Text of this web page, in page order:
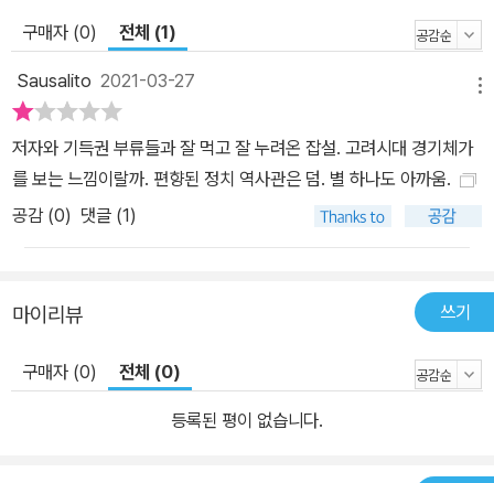
에, 나는 옆의 누군가에 물었습니다. ‘파르바트’가 무슨 뜻인 줄 아느
냐고? 아무런 대답이 없었습니다. 대답을 기다린 것도 아닙니다. 나
는 속으로 말했습니다. “파르바트는 꿈이란 뜻이다. 낭가파르바트는
‘남가일몽’(南柯一夢)인 것이다.” -본문 중에서 담백하고 고아한 문
장에 깊은 감동과 지혜를 담다 자신만의 흥을 풀어내는 문장 또한 비
길 데 없이 감칠맛 난다. 때때로 마침맞게 등장하는 한시는 이백과 도
체에 수많은 문인의 멋을 담아낸 최명 교수. 잠시 있다 사라질 가벼운
문장이 범람하는 오늘날, 《술의 반란》은 담백하고 깊은 감동과 흥취
를 독자에게 선물할 것이다.
구매자 (0) 전체 (1)
Sausalito 2021-03-27
저자와 기득권 부류들과 잘 먹고 잘 누려온 잡설. 고려시대 경기체가
를 보는 느낌이랄까. 편향된 정치 역사관은 덤. 별 하나도 아까움.
공감 (0) 댓글 (1)
마이리뷰 쓰기
구매자 (0) 전체 (0)
등록된 평이 없습니다.